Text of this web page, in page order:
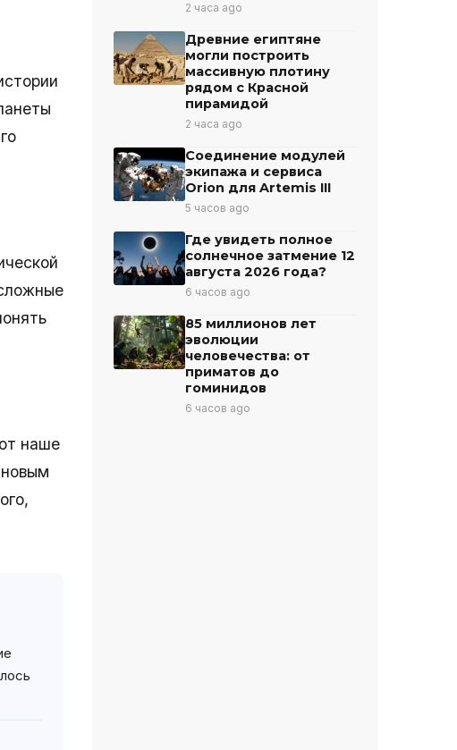
наше
2 часа ago
Древние египтяне
могли построить
массивную плотину
рядом с Красной
пирамидой
2 часа ago
Соединение модулей
экипажа и сервиса
Orion для Artemis III
5 часов ago
Где увидеть полное
солнечное затмение 12
августа 2026 года?
6 часов ago
85 миллионов лет
эволюции
человечества: от
приматов до
гоминидов
6 часов ago